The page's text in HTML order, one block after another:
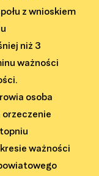
z wnioskiem
niż 3
ważności
osoba
orzeczenie
ważności